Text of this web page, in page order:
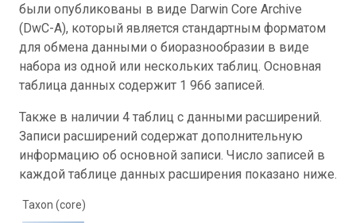
были опубликованы в виде Darwin Core Archive
(DwC-A), который является стандартным форматом
для обмена данными о биоразнообразии в виде
набора из одной или нескольких таблиц. Основная
таблица данных содержит 1 966 записей.
Также в наличии 4 таблиц с данными расширений.
Записи расширений содержат дополнительную
информацию об основной записи. Число записей в
каждой таблице данных расширения показано ниже.
Taxon (core)